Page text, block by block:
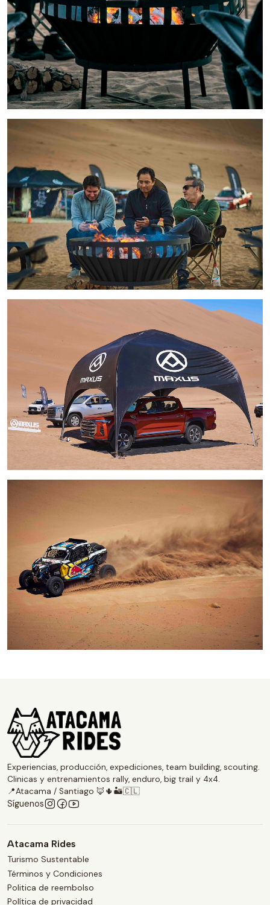
Experiencias, producción, expediciones, team building, scouting.
Clinicas y entrenamientos rally, enduro, big trail y 4x4.
📍Atacama / Santiago 🦊🌵🏜️🇨🇱
Síguenos
Atacama Rides
Turismo Sustentable
Términos y Condiciones
Politica de reembolso
Política de privacidad